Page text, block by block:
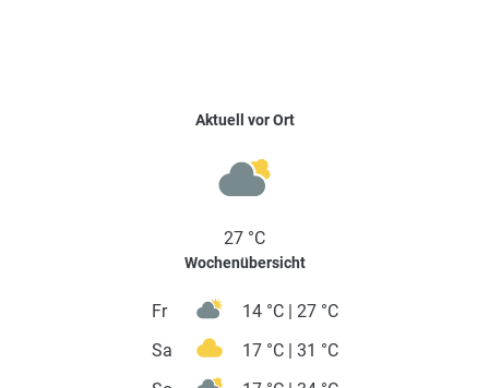
Aktuell vor Ort
27 °C
Wochenübersicht
Fr
14 °C | 27 °C
Sa
17 °C | 31 °C